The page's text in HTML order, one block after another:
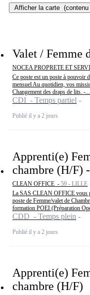
Afficher la carte
Valet / Femme
NOCEA PROPRETE ET
Ce poste est un poste à
mensuel Au quotidien, vos
Changement des draps de lits. -...
CDI - Temps partiel
Publié il y a 2 jours
Apprenti(e)
chambre (H/F)
CLEAN OFFICE - 59 - LILLE
La SAS CLEAN OFFICE vous
poste de Femme/valet de
formation POEI (Préparation
CDD - Temps plein
Publié il y a 2 jours
Apprenti(e)
chambre (H/F)